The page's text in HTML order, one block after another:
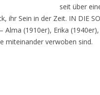
seit über
ihr Sein in der Zeit. IN DIE
(1910er), Erika
miteinander verwoben sind.